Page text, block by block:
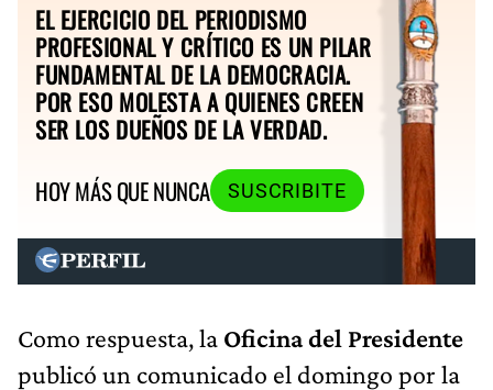
EL EJERCICIO DEL PERIODISMO
PROFESIONAL Y CRÍTICO ES UN PILAR
FUNDAMENTAL DE LA DEMOCRACIA.
POR ESO MOLESTA A QUIENES CREEN
SER LOS DUEÑOS DE LA VERDAD.
HOY MÁS QUE NUNCA
SUSCRIBITE
Como respuesta, la Oficina del Presidente
publicó un comunicado el domingo por la